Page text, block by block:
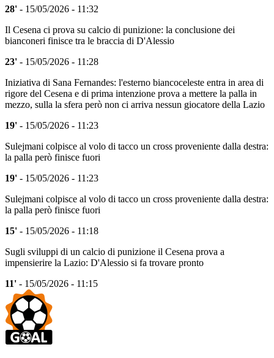
28' - 15/05/2026 - 11:32
Il Cesena ci prova su calcio di punizione: la conclusione dei
bianconeri finisce tra le braccia di D'Alessio
23' - 15/05/2026 - 11:28
Iniziativa di Sana Fernandes: l'esterno biancoceleste entra in area di
rigore del Cesena e di prima intenzione prova a mettere la palla in
mezzo, sulla la sfera però non ci arriva nessun giocatore della Lazio
19' - 15/05/2026 - 11:23
Sulejmani colpisce al volo di tacco un cross proveniente dalla destra:
la palla però finisce fuori
19' - 15/05/2026 - 11:23
Sulejmani colpisce al volo di tacco un cross proveniente dalla destra:
la palla però finisce fuori
15' - 15/05/2026 - 11:18
Sugli sviluppi di un calcio di punizione il Cesena prova a
impensierire la Lazio: D'Alessio si fa trovare pronto
11' - 15/05/2026 - 11:15